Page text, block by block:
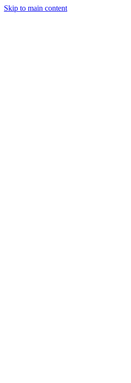
Skip to main content